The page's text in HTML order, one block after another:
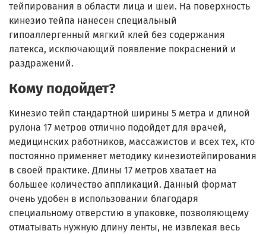
тейпирования в области лица и шеи. На поверхность
кинезио тейпа нанесен специальный
гипоаллергенный мягкий клей без содержания
латекса, исключающий появление покраснений и
раздражений.
Кому подойдет?
Кинезио тейп стандартной ширины 5 метра и длиной
рулона 17 метров отлично подойдет для врачей,
медицинских работников, массажистов и всех тех, кто
постоянно применяет методику кинезиотейпирования
в своей практике. Длины 17 метров хватает на
большее количество аппликаций. Данный формат
очень удобен в использовании благодаря
специальному отверстию в упаковке, позволяющему
отматывать нужную длину ленты, не извлекая весь